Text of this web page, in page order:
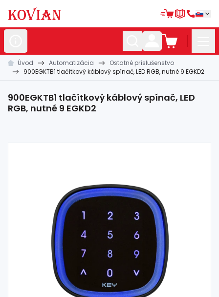
Nerezovépolotovary
Kovanépolotovary
Bránovésystémy
záhrada
materiál
materiál
Úvod Automatizácia
Ostatné príslušenstvo
900EGKTB1 tlačítkový káblový spínač, LED RGB, nutné 9 EGKD2
900EGKTB1 tlačítkový káblový spínač, LED
RGB, nutné 9 EGKD2